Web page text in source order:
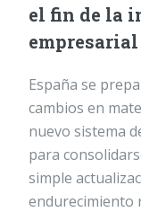
el fin de la
empresarial
España se
cambios en
nuevo sistema
para
simple
endurecimiento